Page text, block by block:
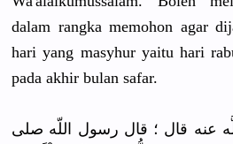
dalam rangka memohon agar
hari yang masyhur yaitu hari
pada akhir bulan safar.
عنه قال ؛ قال رسول اللّه صلى